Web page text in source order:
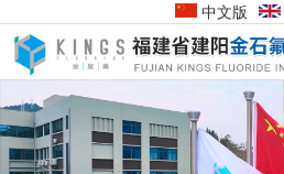
中文版